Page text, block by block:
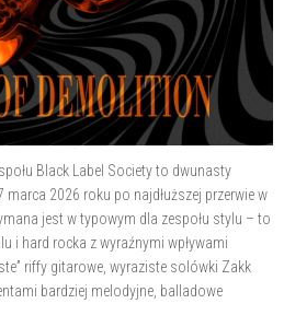
Black Label Society to dwunasty
marca 2026 roku po najdłuższej przerwie w
jest w typowym dla zespołu stylu – to
i hard rocka z wyraźnymi wpływami
riffy gitarowe, wyraziste solówki Zakk
bardziej melodyjne, balladowe